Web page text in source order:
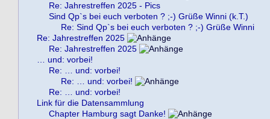
Re: Jahrestreffen 2025 - Pics
Sind Qp`s bei euch verboten ? ;-) Grüße Winni (k.T.)
Re: Sind Qp`s bei euch verboten ? ;-) Grüße Winni
Re: Jahrestreffen 2025
Re: Jahrestreffen 2025
… und: vorbei!
Re: … und: vorbei!
Re: … und: vorbei!
Re: … und: vorbei!
Link für die Datensammlung
Chapter Hamburg sagt Danke!